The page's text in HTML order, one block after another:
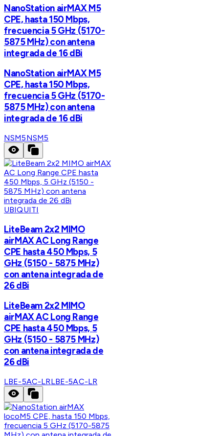
NanoStation airMAX M5
CPE, hasta 150 Mbps,
frecuencia 5 GHz (5170-
5875 MHz) con antena
integrada de 16 dBi
NanoStation airMAX M5
CPE, hasta 150 Mbps,
frecuencia 5 GHz (5170-
5875 MHz) con antena
integrada de 16 dBi
NSM5NSM5
UBIQUITI
LiteBeam 2x2 MIMO
airMAX AC Long Range
CPE hasta 450 Mbps, 5
GHz (5150 - 5875 MHz)
con antena integrada de
26 dBi
LiteBeam 2x2 MIMO
airMAX AC Long Range
CPE hasta 450 Mbps, 5
GHz (5150 - 5875 MHz)
con antena integrada de
26 dBi
LBE-5AC-LRLBE-5AC-LR